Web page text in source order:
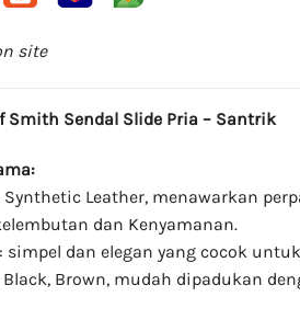
site
Smith Sendal Slide Pria – Santrik
Synthetic Leather, menawarkan
dan Kenyamanan.
simpel dan elegan yang cocok
Black, Brown, mudah dipadukan